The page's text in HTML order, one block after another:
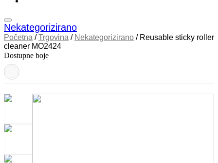
Nekategorizirano
Početna /Trgovina / Nekategorizirano / Reusable sticky roller
cleaner MO2424
Dostupne boje